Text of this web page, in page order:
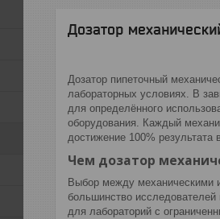
Дозатор
Дозатор пипеточный
лабораторных условиях. В
для определённого
оборудования. Каждый
достижение 100% результата
Чем дозатор
Выбор между механическими
большинство
для лабораторий с